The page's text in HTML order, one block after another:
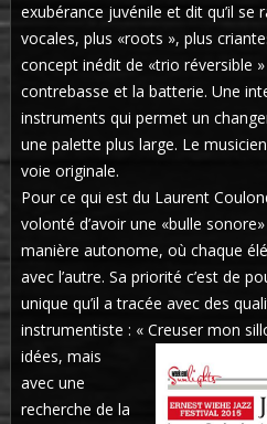
exubérance juvénile et dit qu’il se
vocales, plus «roots », plus
concept inédit de «trio réversible
contrebasse et la batterie. Une
instruments qui permet un
une palette plus large. Le
voie originale.
Pour ce qui est du Laurent
volonté d’avoir une «bulle
manière autonome, où chaque
avec l’autre. Sa priorité c’est de
unique qu’il a tracée avec des
instrumentiste : « Creuser mon
idées, mais
avec une
recherche de la